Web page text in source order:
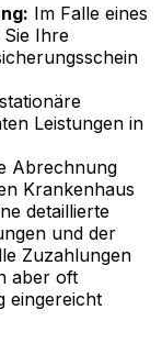
Im Falle eines
Ihre
Leistungen in
Abrechnung
Krankenhaus
detaillierte
und der
Zuzahlungen
aber oft
eingereicht